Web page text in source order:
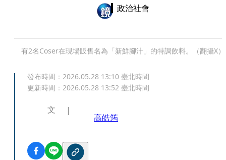
政治社會
有2名Coser在現場販售名為「新鮮腳汁」的特調飲料。（翻攝X）
發布時間： 2026.05.28 13:10 臺北時間
更新時間： 2026.05.28 13:52 臺北時間
文
高皓筠